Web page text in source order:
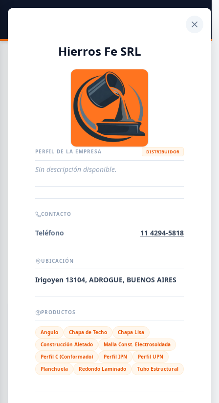
Guía de Empresas Metalúrgicas y Siderúrgicas
METALÚRGICAS
EMPRESAS AGREGAR EMPRESA
Error al cargar empresas.
NOMBRE
SEGMENTO
PROVINCIA
Hierros Fe SRL
PERFIL DE LA EMPRESA DISTRIBUIDOR
Sin descripción disponible.
CONTACTO
Teléfono 11 4294-5818
UBICACIÓN
Irigoyen 13104, ADROGUE, BUENOS AIRES
PRODUCTOS
Angulo Chapa de Techo
Chapa Lisa
Construcción Aletado
Malla Const. Electrosoldada
Perfil C (Conformado)
Perfil IPN
Perfil UPN
Planchuela
Redondo Laminado Tubo Estructural